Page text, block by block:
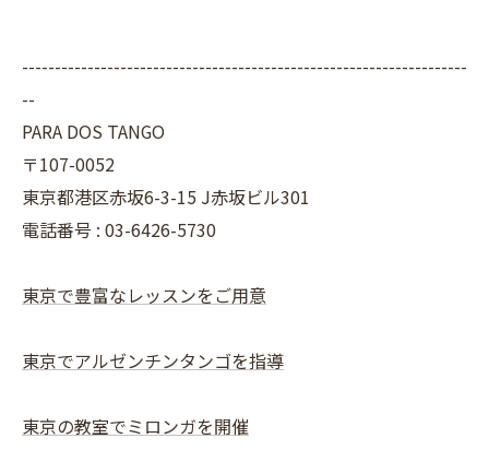
--------------------------------------------------------------------
--
PARA DOS TANGO
〒107-0052
東京都港区赤坂6-3-15 J赤坂ビル301
電話番号 : 03-6426-5730
東京で豊富なレッスンをご用意
東京でアルゼンチンタンゴを指導
東京の教室でミロンガを開催